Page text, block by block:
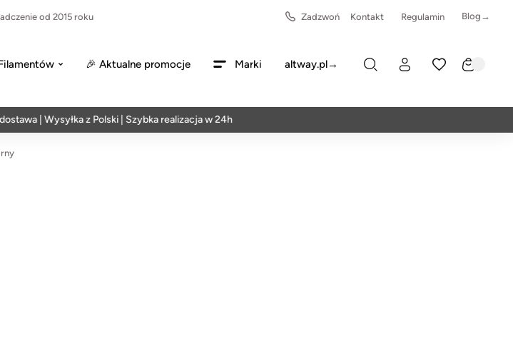
od 2015 roku Zadzwoń Kontakt Regulamin Blog→
🎉 Aktualne promocje Marki altway.pl→
| Wysyłka z Polski | Szybka realizacja w 24h